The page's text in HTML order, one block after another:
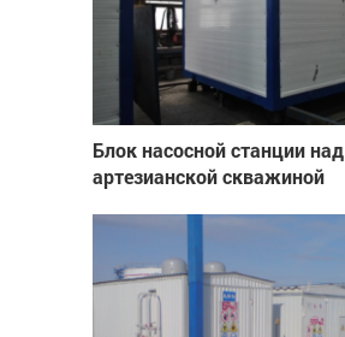
Блок насосной станции над
артезианской скважиной